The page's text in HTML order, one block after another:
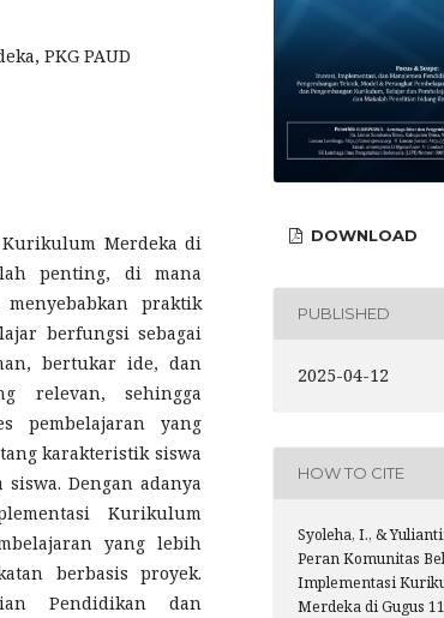
PKG PAUD
Merdeka di
penting, di mana
praktik
berfungsi sebagai
bertukar ide, dan
relevan, sehingga
pembelajaran yang
karakteristik siswa
Dengan adanya
Kurikulum
yang lebih
berbasis proyek.
Pendidikan dan
DOWNLOAD
PUBLISHED
2025-04-12
HOW TO CITE
Syoleha, I., &
Peran Komunitas
Implementasi
Merdeka di Gugus 11